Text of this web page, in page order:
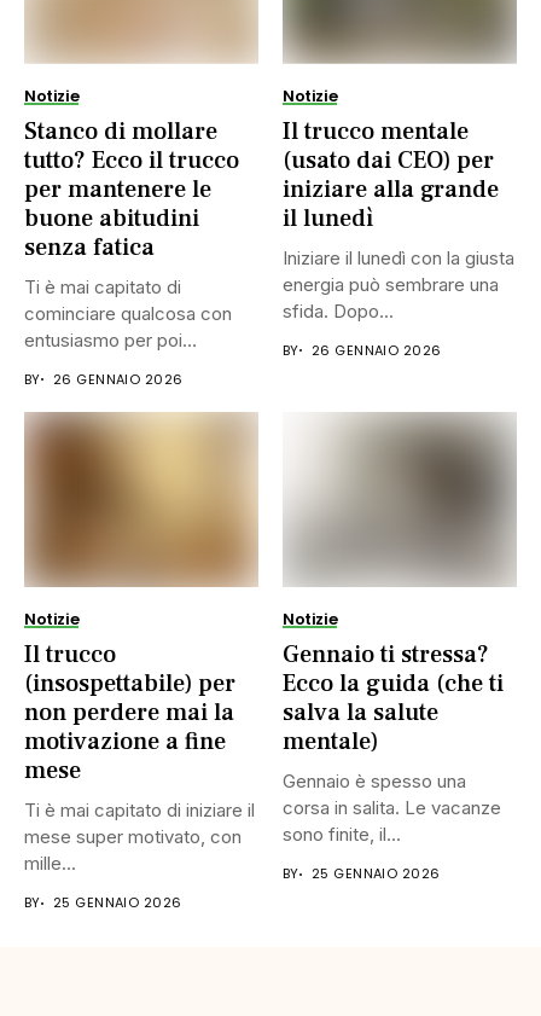
Notizie
Stanco di mollare
tutto? Ecco il trucco
per mantenere le
buone abitudini
senza fatica
Ti è mai capitato di
cominciare qualcosa con
entusiasmo per poi
BY 26 GENNAIO 2026
Notizie
Il trucco mentale
(usato dai CEO) per
iniziare alla grande
il lunedì
Iniziare il lunedì con la giusta
energia può sembrare una
sfida. Dopo...
BY 26 GENNAIO 2026
Notizie
Il trucco
(insospettabile) per
non perdere mai la
motivazione a fine
mese
Ti è mai capitato di iniziare il
mese super motivato, con
mille...
BY 25 GENNAIO 2026
Notizie
Gennaio ti stressa?
Ecco la guida (che ti
salva la salute
mentale)
Gennaio è spesso una
corsa in salita. Le vacanze
sono finite, il...
BY 25 GENNAIO 2026